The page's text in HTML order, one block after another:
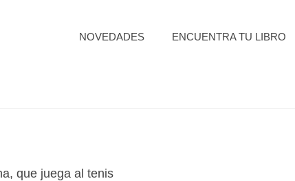
NOVEDADES ENCUENTRA TU LIBRO
que juega al tenis